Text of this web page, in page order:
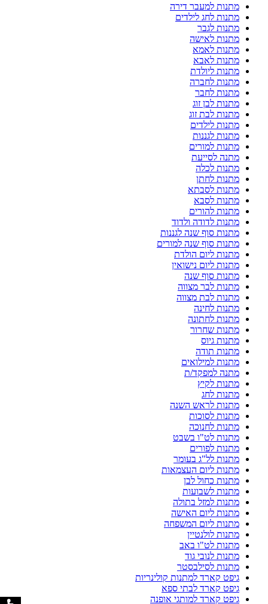
מתנות למעבר דירה
מתנות לחג לילדים
מתנות לגבר
מתנות לאישה
מתנות לאמא
מתנות לאבא
מתנות ליולדת
מתנות לחברה
מתנות לחבר
מתנות לבן זוג
מתנות לבת זוג
מתנות לילדים
מתנות לגננות
מתנות למורים
מתנה לסייעת
מתנות לכלה
מתנות לחתן
מתנות לסבתא
מתנות לסבא
מתנות להורים
מתנות לדודה ולדוד
מתנות סוף שנה לגננות
מתנות סוף שנה למורים
מתנות ליום הולדת
מתנות ליום נישואין
מתנות סוף שנה
מתנות לבר מצווה
מתנות לבת מצווה
מתנות לחינה
מתנות לחתונה
מתנות שחרור
מתנות גיוס
מתנות תודה
מתנות למילואים
מתנה למפקד/ת
מתנות לקיץ
מתנות לחג
מתנות לראש השנה
מתנות לסוכות
מתנות לחנוכה
מתנות לט"ו בשבט
מתנות לפורים
מתנות לל"ג בעומר
מתנות ליום העצמאות
מתנות כחול לבן
מתנות לשבועות
מתנות למזל בתולה
מתנות ליום האישה
מתנות ליום המשפחה
מתנות לולנטיין
מתנות לט"ו באב
מתנות לנובי גוד
מתנות לסילבסטר
גיפט קארד למתנות קולינריות
גיפט קארד לבתי ספא
גיפט קארד למותגי אופנה